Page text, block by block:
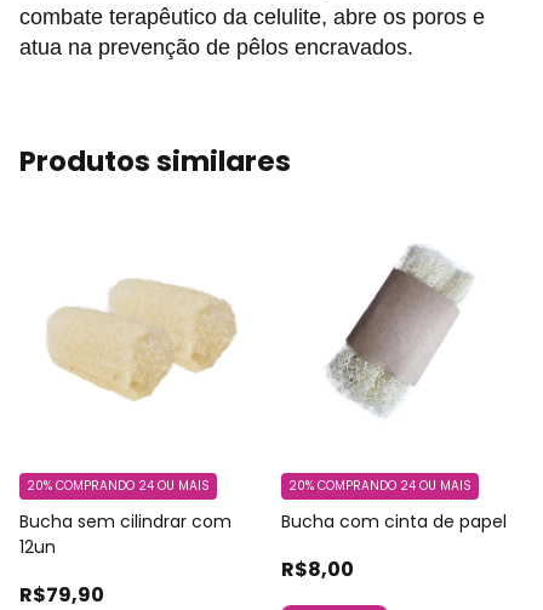
combate terapêutico da celulite, abre os poros e
atua na prevenção de pêlos encravados.
Produtos similares
Bucha sem cilindrar com
12un
R$79,90
20% COMPRANDO 24 OU MAIS
Bucha com cinta de papel
R$8,00
20% COMPRANDO 24 OU MAIS